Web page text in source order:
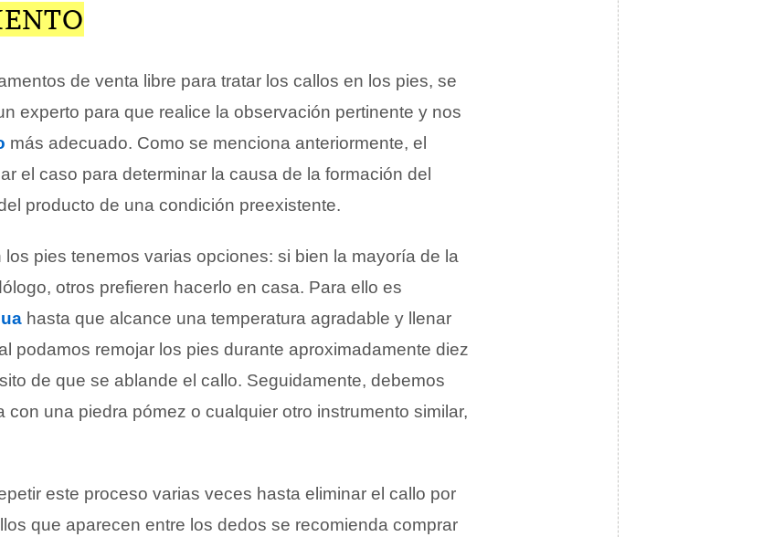
de venta libre para tratar los callos en los pies, se
experto para que realice la observación pertinente y nos
más adecuado. Como se menciona anteriormente, el
el caso para determinar la causa de la formación del
producto de una condición preexistente.
los pies tenemos varias opciones: si bien la mayoría de la
otros prefieren hacerlo en casa. Para ello es
hasta que alcance una temperatura agradable y llenar
podamos remojar los pies durante aproximadamente diez
de que se ablande el callo. Seguidamente, debemos
con una piedra pómez o cualquier otro instrumento similar,
este proceso varias veces hasta eliminar el callo por
que aparecen entre los dedos se recomienda comprar